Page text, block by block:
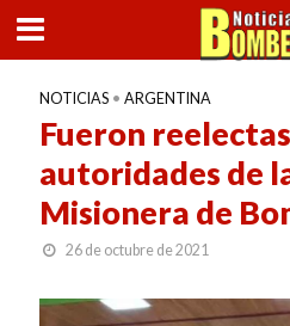
NOTICIAS • ARGENTINA
Fueron
autoridades de
Misionera de
26 de octubre de 2021